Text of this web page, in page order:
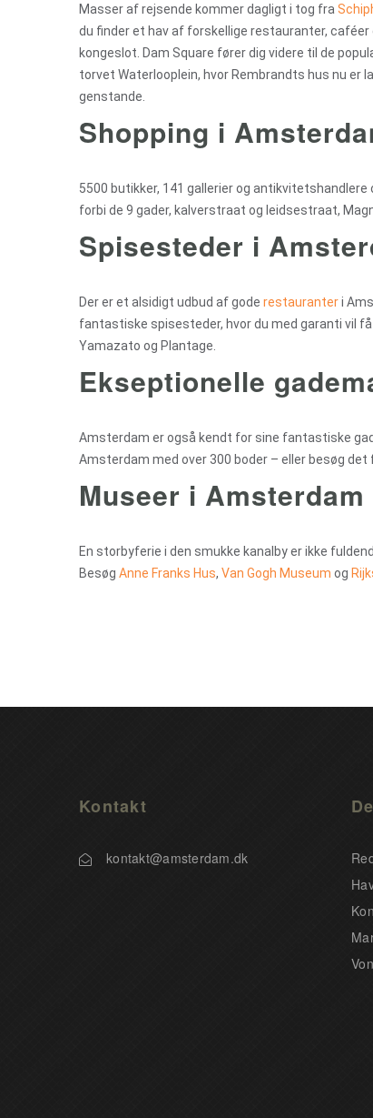
Masser af rejsende kommer dagligt i tog fra
du finder et hav af forskellige restauranter,
kongeslot. Dam Square fører dig videre til de
torvet Waterlooplein, hvor Rembrandts hus nu er
genstande.
Shopping i
5500 butikker, 141 gallerier og
forbi de 9 gader, kalverstraat og leidsestraat,
Spisesteder i
Der er et alsidigt udbud af gode restauranteri
fantastiske spisesteder, hvor du med garanti vil få
Yamazato og Plantage.
Ekseptionelle
Amsterdam er også kendt for sine fantastiske
Amsterdam med over 300 boder – eller besøg
Museer i Amsterdam
En storbyferie i den smukke kanalby er ikke
Besøg Anne Franks Hus, Van Gogh Museum og
Kontakt
kontakt@amsterdam.dk